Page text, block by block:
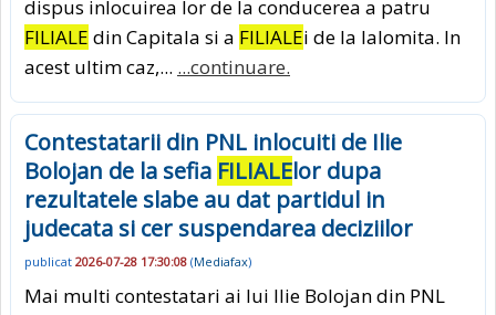
dispus inlocuirea lor de la conducerea a patru
FILIALE din Capitala si a FILIALEi de la Ialomita. In
acest ultim caz,... ...continuare.
Contestatarii din PNL inlocuiti de Ilie
Bolojan de la sefia FILIALElor dupa
rezultatele slabe au dat partidul in
judecata si cer suspendarea deciziilor
publicat 2026-07-28 17:30:08 (Mediafax)
Mai multi contestatari ai lui Ilie Bolojan din PNL